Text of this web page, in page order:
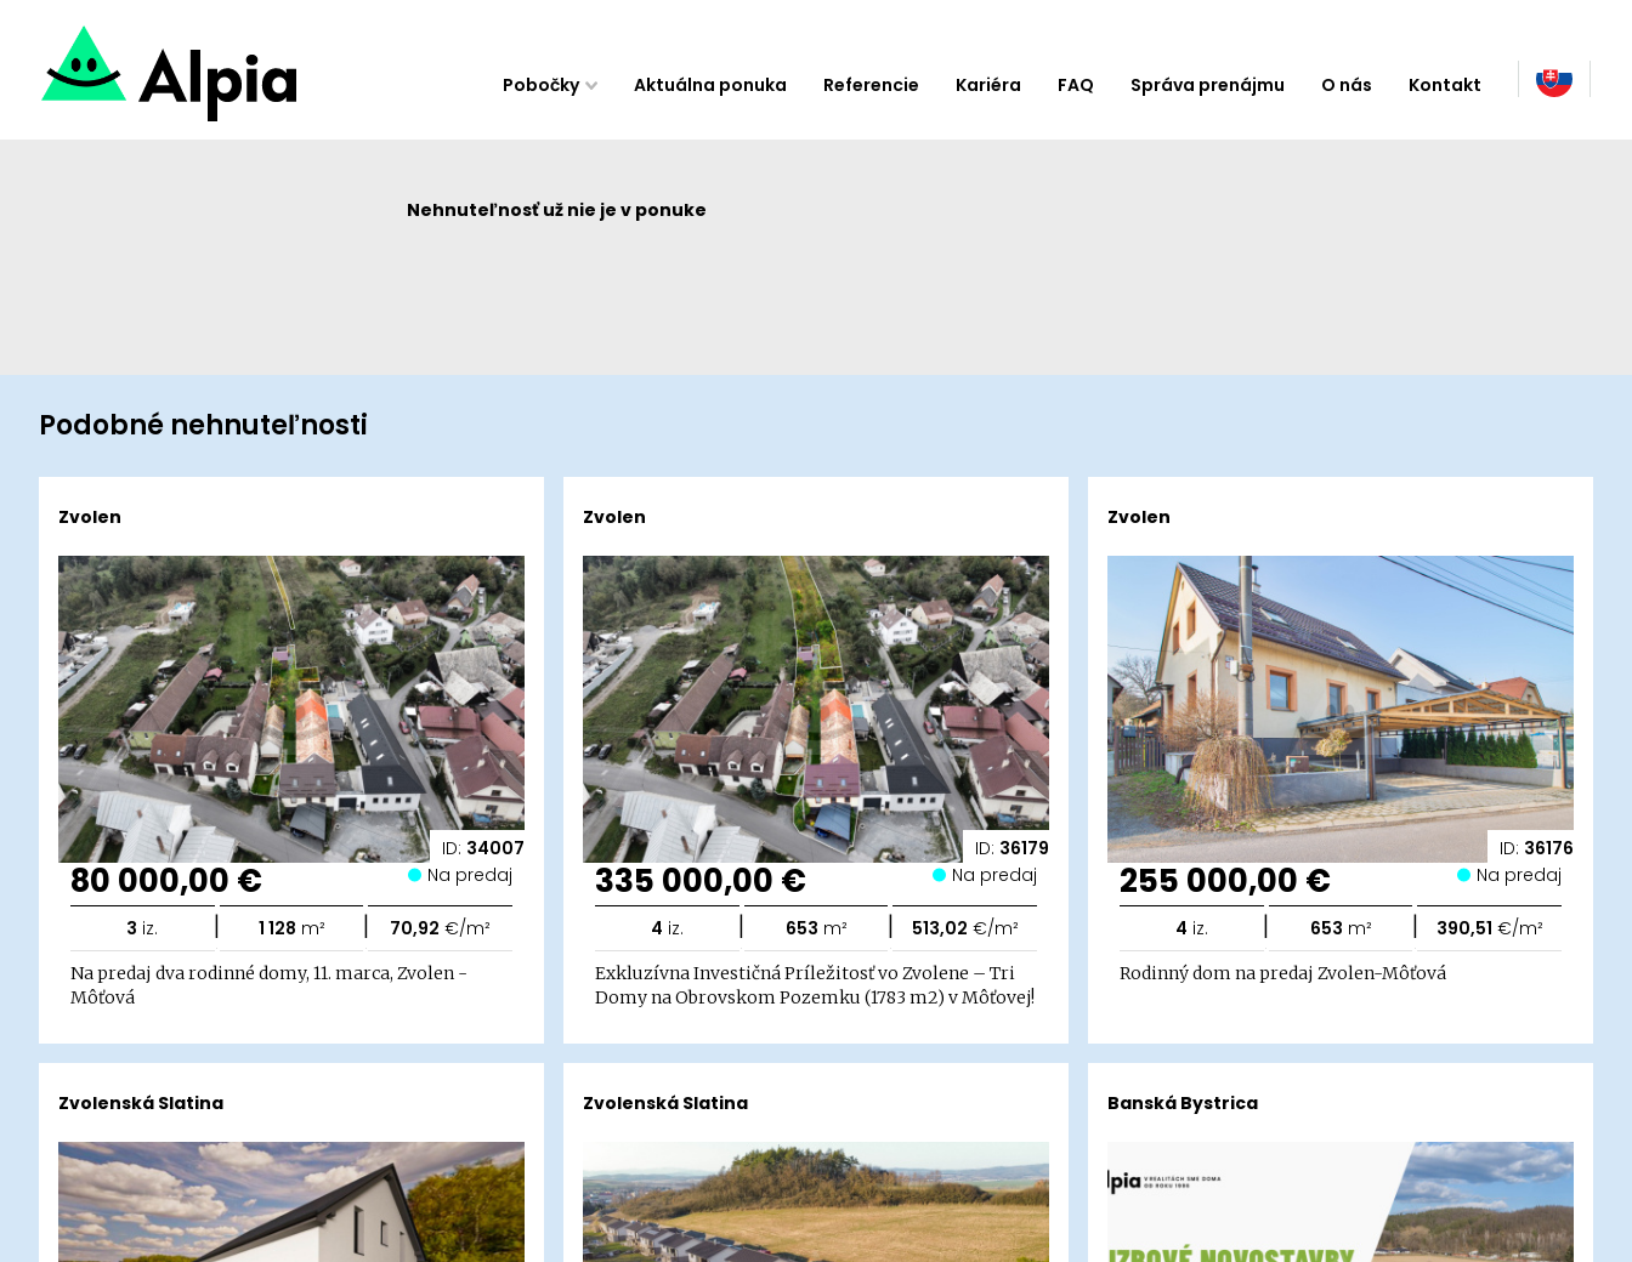
Pobočky Aktuálna ponuka Referencie Kariéra FAQ Správa prenájmu O nás Kontakt
Nehnuteľnosť už nie je v ponuke
Podobné nehnuteľnosti
ID: 34007
Zvolen
80 000,00 € Na predaj
3 iz. | 1 128 m² | 70,92 €/m²
Na predaj dva rodinné domy, 11. marca, Zvolen -
Môťová
ID: 36179
Zvolen
335 000,00 € Na predaj
4 iz. | 653 m² | 513,02 €/m²
Exkluzívna Investičná Príležitosť vo Zvolene – Tri
Domy na Obrovskom Pozemku (1783 m2) v Môťovej!
ID: 36176
Zvolen
255 000,00 € Na predaj
4 iz. | 653 m² | 390,51 €/m²
Rodinný dom na predaj Zvolen-Môťová
Zvolenská Slatina Zvolenská Slatina Banská Bystrica